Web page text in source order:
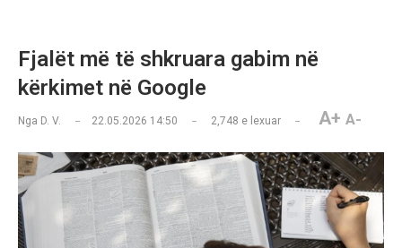
Fjalët më të shkruara gabim në
kërkimet në Google
Nga D. V. 22.05.2026 14:50 2,748 e lexuar A+ A-